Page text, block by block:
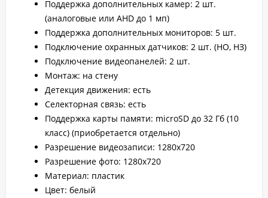
Поддержка дополнительных камер: 2 шт.
(аналоговые или AHD до 1 мп)
Поддержка дополнительных мониторов: 5 шт.
Подключение охранных датчиков: 2 шт. (НО, НЗ)
Подключение видеопанелей: 2 шт.
Монтаж: на стену
Детекция движения: есть
Селекторная связь: есть
Поддержка карты памяти: microSD до 32 Гб (10
класс) (приобретается отдельно)
Разрешение видеозаписи: 1280х720
Разрешение фото: 1280х720
Материал: пластик
Цвет: белый